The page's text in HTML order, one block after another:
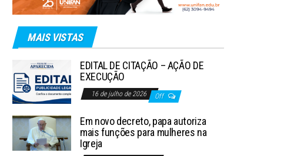
MAIS VISTAS
EDITAL DE CITAÇÃO – AÇÃO DE
EXECUÇÃO
16 de julho de 2026 Off
Em novo decreto, papa autoriza
mais funções para mulheres na
Igreja